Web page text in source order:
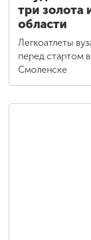
три золота
области
Легкоатлеты
перед стартом
Смоленске